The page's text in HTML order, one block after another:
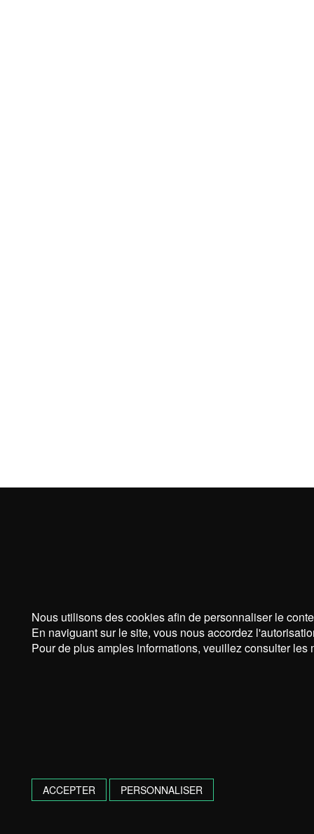
Nous utilisons des cookies afin de personnaliser le
En naviguant sur le site, vous nous accordez
Pour de plus amples informations, veuillez consulter les
ACCEPTER PERSONNALISER